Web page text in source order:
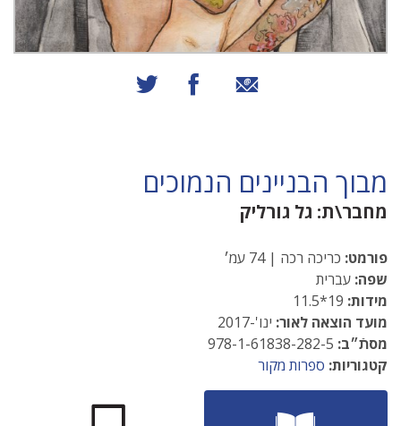
שיתוף באמצעות אימייל
שיתוף בפייסבוק
מבוך הבניינים הנמוכים
מחבר\ת: גל גורליק
פורמט: כריכה רכה | 74 עמ׳
שפה: עברית
מידות:
מועד הוצאה לאור: ינו'-2017
מסתֿ״ב:
קטגוריות: ספרות מקור